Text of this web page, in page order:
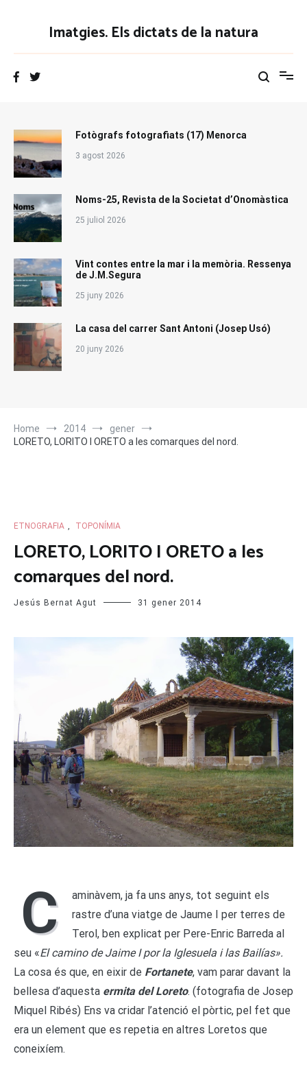
Imatgies. Els dictats de la natura
Fotògrafs fotografiats (17) Menorca
3 agost 2026
Noms-25, Revista de la Societat d’Onomàstica
25 juliol 2026
Vint contes entre la mar i la memòria. Ressenya
de J.M.Segura
25 juny 2026
La casa del carrer Sant Antoni (Josep Usó)
20 juny 2026
Home 2014
gener
LORETO, LORITO I ORETO a les comarques del nord.
ETNOGRAFIA , TOPONÍMIA
LORETO, LORITO I ORETO a les
comarques del nord.
Jesús Bernat Agut 31 gener 2014
C
aminàvem, ja fa uns anys, tot seguint els
rastre d’una viatge de Jaume I per terres de
Terol, ben explicat per Pere-Enric Barreda al
seu «El camino de Jaime I por la Iglesuela i las Bailías».
La cosa és que, en eixir de Fortanete, vam parar davant la
bellesa d’aquesta ermita del Loreto. (fotografia de Josep
Miquel Ribés) Ens va cridar l’atenció el pòrtic, pel fet que
era un element que es repetia en altres Loretos que
coneixíem.